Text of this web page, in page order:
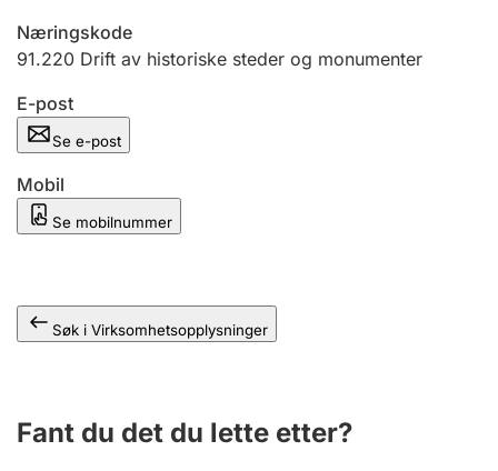
Offentlig sektor
Andre tema
Næringskode
91.220 Drift av historiske steder og monumenter
E-post
Se e-post
Mobil
Se mobilnummer
Søk i Virksomhetsopplysninger
Fant du det du lette etter?